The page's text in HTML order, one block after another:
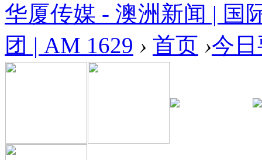
华厦传媒 - 澳洲新闻 | 国
团 | AM 1629 › 首页 ›今